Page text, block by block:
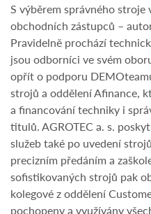
S výběrem správného stroje
obchodních zástupců –
Pravidelně prochází
jsou odborníci ve svém
opřít o podporu
strojů a oddělení Afinance,
a financování techniky i
titulů. AGROTEC a. s.
služeb také po uvedení
precizním předáním a
sofistikovaných strojů pak
kolegové z oddělení
pochopeny a využívány